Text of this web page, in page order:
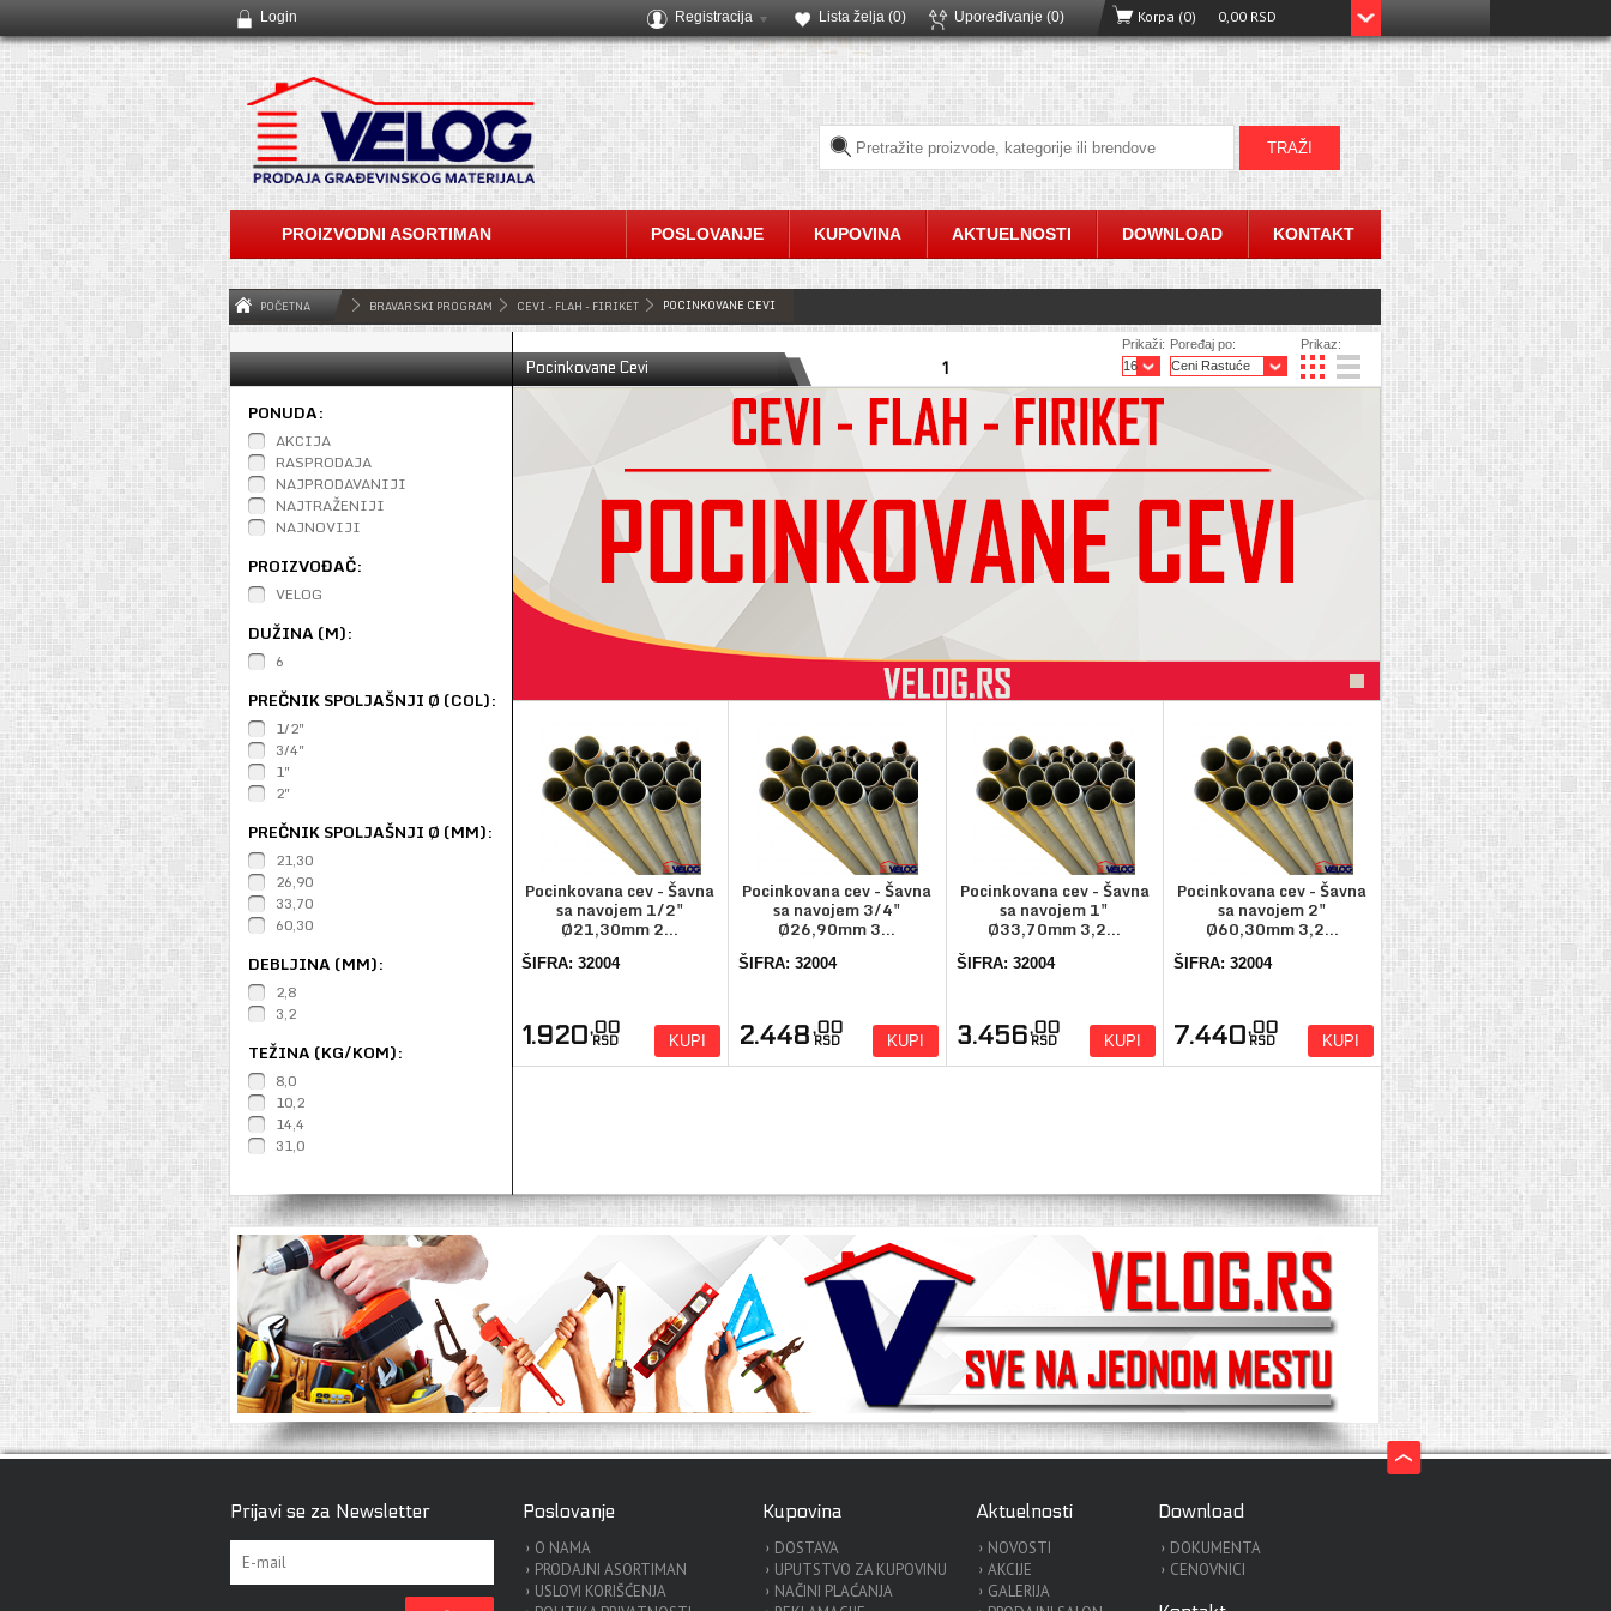
Korpa (0) 0,00 RSD
Upoređivanje (0)
Lista želja (0)
Registracija
Login
PROIZVODNI ASORTIMAN POSLOVANJE KUPOVINA AKTUELNOSTI DOWNLOAD KONTAKT
POČETNA BRAVARSKI PROGRAM CEVI - FLAH - FIRIKET POCINKOVANE CEVI
PONUDA:
AKCIJA
RASPRODAJA
NAJPRODAVANIJI
NAJTRAŽENIJI
NAJNOVIJI
PROIZVOĐAČ:
VELOG
DUŽINA (M):
6
PREČNIK SPOLJAŠNJI Ø (COL):
1/2"
3/4"
1"
2"
PREČNIK SPOLJAŠNJI Ø (MM):
21,30
26,90
33,70
60,30
DEBLJINA (MM):
2,8
3,2
TEŽINA (KG/KOM):
8,0
10,2
14,4
31,0
Pocinkovane Cevi 1
Prikaz:
Poređaj po:
Prikaži:
Pocinkovana cev - Šavna
sa navojem 1/2"
Ø21,30mm 2...
ŠIFRA: 32004
1.920,00
RSD KUPI
Pocinkovana cev - Šavna
sa navojem 3/4"
Ø26,90mm 3...
ŠIFRA: 32004
2.448,00
RSD KUPI
Pocinkovana cev - Šavna
sa navojem 1"
Ø33,70mm 3,2...
ŠIFRA: 32004
3.456,00
RSD KUPI
Pocinkovana cev - Šavna
sa navojem 2"
Ø60,30mm 3,2...
ŠIFRA: 32004
7.440,00
RSD KUPI
Prijavi se za Newsletter Poslovanje
O NAMA
PRODAJNI ASORTIMAN
USLOVI KORIŠĆENJA
Kupovina
DOSTAVA
UPUTSTVO ZA KUPOVINU
NAČINI PLAĆANJA
Aktuelnosti
NOVOSTI
AKCIJE
GALERIJA
Download
DOKUMENTA
CENOVNICI